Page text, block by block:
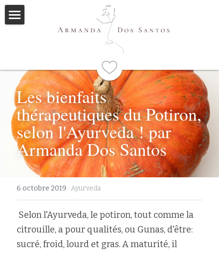
Qui suis-je
Formations
Programme
Immersions
Mes livres
Méditations
Articles
Me contacter
Rechercher
Les bienfaits
thérapeutiques du Potiron,
selon l'Ayurveda ! par
Armanda Dos Santos
6 octobre 2019 · Ayurveda
citrouille, a pour qualités, ou Gunas, d'être:
sucré, froid, lourd et gras. A maturité, il